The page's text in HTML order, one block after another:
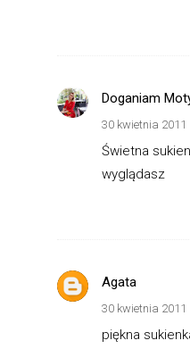
Doganiam
30 kwietnia 2011
Świetna
wyglądasz
Agata
30 kwietnia 2011
piękna